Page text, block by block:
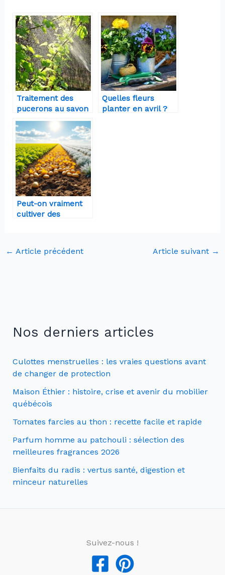
Traitement des
pucerons au savon
noir : dosage et
conseils
Quelles fleurs
planter en avril ?
Peut-on vraiment
cultiver des
← Article précédent Article suivant →
Nos derniers articles
Culottes menstruelles : les vraies questions avant
de changer de protection
Maison Éthier : histoire, crise et avenir du mobilier
québécois
Tomates farcies au thon : recette facile et rapide
Parfum homme au patchouli : sélection des
meilleures fragrances 2026
Bienfaits du radis : vertus santé, digestion et
minceur naturelles
Suivez-nous !